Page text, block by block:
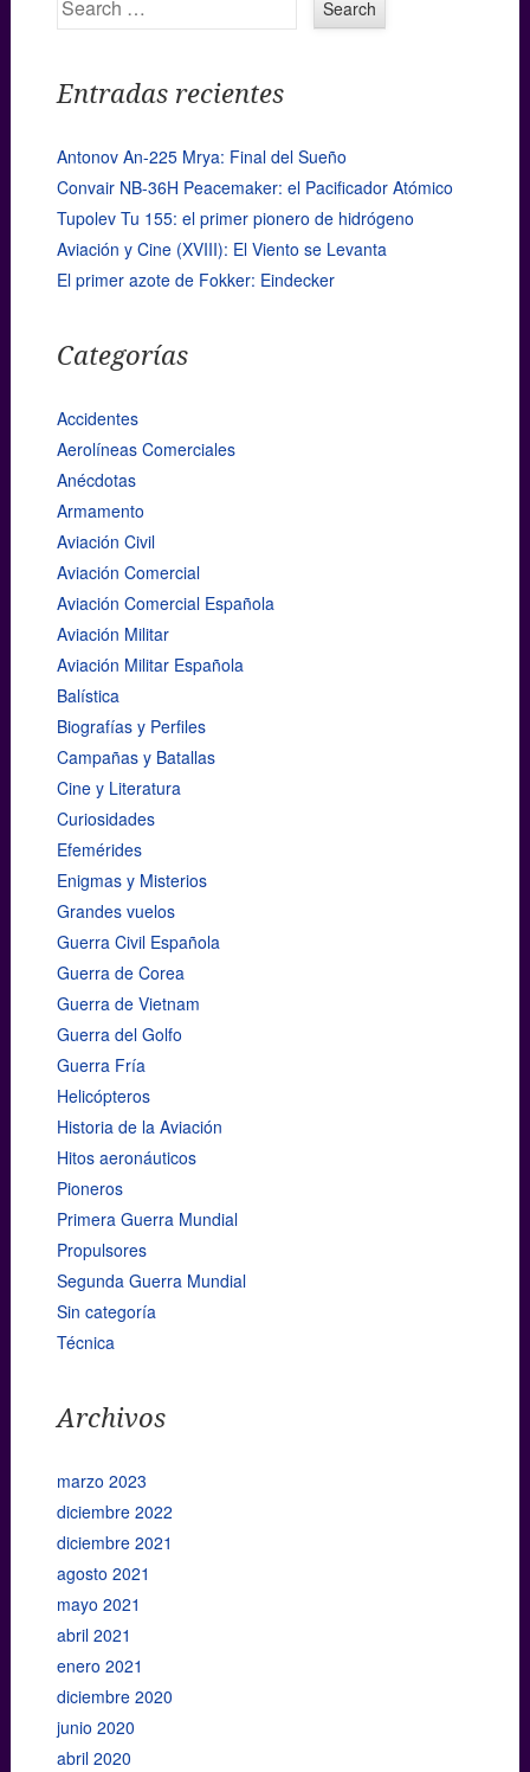
Entradas recientes
Antonov An-225 Mrya: Final del Sueño
Convair NB-36H Peacemaker: el Pacificador Atómico
Tupolev Tu 155: el primer pionero de hidrógeno
Aviación y Cine (XVIII): El Viento se Levanta
El primer azote de Fokker: Eindecker
Categorías
Accidentes
Aerolíneas Comerciales
Anécdotas
Armamento
Aviación Civil
Aviación Comercial
Aviación Comercial Española
Aviación Militar
Aviación Militar Española
Balística
Biografías y Perfiles
Campañas y Batallas
Cine y Literatura
Curiosidades
Efemérides
Enigmas y Misterios
Grandes vuelos
Guerra Civil Española
Guerra de Corea
Guerra de Vietnam
Guerra del Golfo
Guerra Fría
Helicópteros
Historia de la Aviación
Hitos aeronáuticos
Pioneros
Primera Guerra Mundial
Propulsores
Segunda Guerra Mundial
Sin categoría
Técnica
Archivos
marzo 2023
diciembre 2022
diciembre 2021
agosto 2021
mayo 2021
abril 2021
enero 2021
diciembre 2020
junio 2020
abril 2020